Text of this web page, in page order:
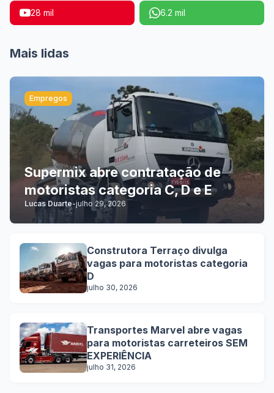
28 mil 6.2 mil
Mais lidas
Empregos
Supermix abre contratação de
motoristas categoria C, D e E
Lucas Duarte-julho 29, 2026
Construtora Terraço divulga
vagas para motoristas categoria
D
julho 30, 2026
Transportes Marvel abre vagas
para motoristas carreteiros SEM
EXPERIÊNCIA
julho 31, 2026